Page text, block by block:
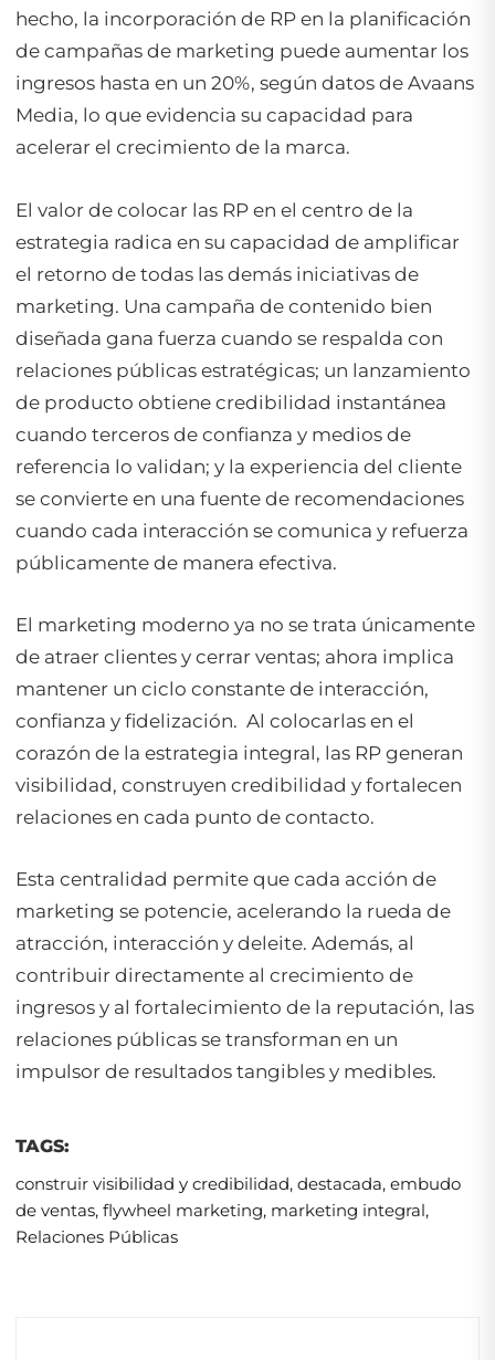
hecho, la incorporación de RP en la planificación
de campañas de marketing puede aumentar los
ingresos hasta en un 20%, según datos de Avaans
Media, lo que evidencia su capacidad para
acelerar el crecimiento de la marca.
El valor de colocar las RP en el centro de la
estrategia radica en su capacidad de amplificar
el retorno de todas las demás iniciativas de
marketing. Una campaña de contenido bien
diseñada gana fuerza cuando se respalda con
relaciones públicas estratégicas; un lanzamiento
de producto obtiene credibilidad instantánea
cuando terceros de confianza y medios de
referencia lo validan; y la experiencia del cliente
se convierte en una fuente de recomendaciones
cuando cada interacción se comunica y refuerza
públicamente de manera efectiva.
El marketing moderno ya no se trata únicamente
de atraer clientes y cerrar ventas; ahora implica
mantener un ciclo constante de interacción,
confianza y fidelización. Al colocarlas en el
corazón de la estrategia integral, las RP generan
visibilidad, construyen credibilidad y fortalecen
relaciones en cada punto de contacto.
Esta centralidad permite que cada acción de
marketing se potencie, acelerando la rueda de
atracción, interacción y deleite. Además, al
contribuir directamente al crecimiento de
ingresos y al fortalecimiento de la reputación, las
relaciones públicas se transforman en un
impulsor de resultados tangibles y medibles.
TAGS:
construir visibilidad y credibilidad, destacada, embudo
de ventas, flywheel marketing, marketing integral,
Relaciones Públicas